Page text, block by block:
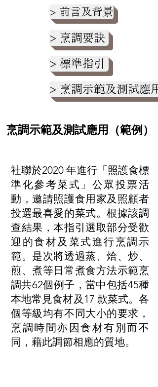
> 前言及背景
> 烹調要訣
> 標準指引
> 烹調示範及測試應
烹調示範及測試應用（範例）
社聯於2020 年進行「照護食標
準化參考菜式」公眾投票活
動，邀請照護食用家及照顧者
投選最喜愛的菜式。根據該調
查結果，本指引選取部分受歡
迎的食材及菜式進行烹調示
範。是次將透過蒸、烚、炒、
煎、煮等日常煮食方法示範烹
調共62個例子，當中包括45種
本地常見食材及17 款菜式。各
個等級均有不同大小的要求，
烹調時間亦因食材有別而不
同，藉此調節相應的質地。